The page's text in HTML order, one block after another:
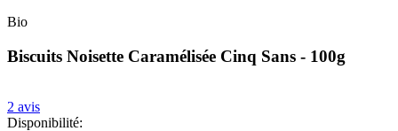
Bio
Biscuits Noisette Caramélisée Cinq Sans - 100g
2 avis
Disponibilité: